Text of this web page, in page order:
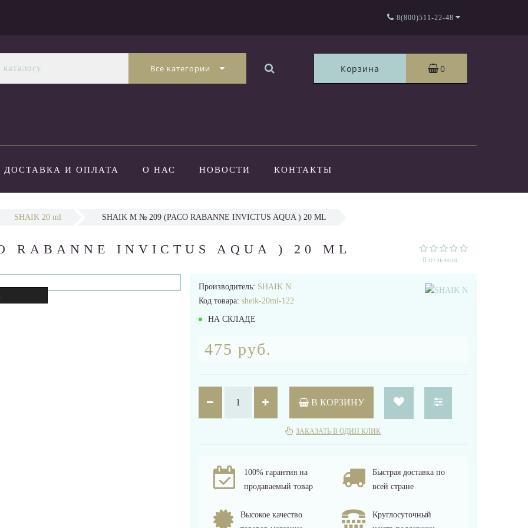
8(800)511-22-48
Все категории Корзина 0
ДОСТАВКА И ОПЛАТА О НАС НОВОСТИ КОНТАКТЫ
SHAIK 20 ml SHAIK M № 209 (PACO RABANNE INVICTUS AQUA ) 20 ML
RABANNE INVICTUS AQUA ) 20 ML
0 отзывов
Производитель: SHAIK N
Код товара: sheik-20ml-122
НА СКЛАДЕ
475 руб.
В КОРЗИНУ
ЗАКАЗАТЬ В ОДИН КЛИК
100% гарантия на
продаваемый товар
Быстрая доставка по
всей стране
Высокое качество
Круглосуточный